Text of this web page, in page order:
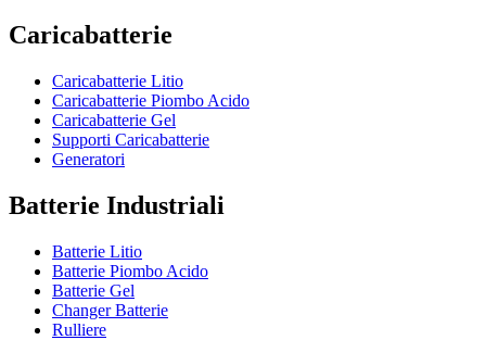
Caricabatterie
Caricabatterie Litio
Caricabatterie Piombo Acido
Caricabatterie Gel
Supporti Caricabatterie
Generatori
Batterie Industriali
Batterie Litio
Batterie Piombo Acido
Batterie Gel
Changer Batterie
Rulliere